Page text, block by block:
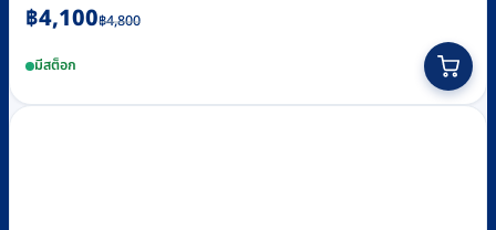
฿4,800
Original
was:
฿4,800.
฿4,100
Current
is:
฿4,100.
มีสต็อก